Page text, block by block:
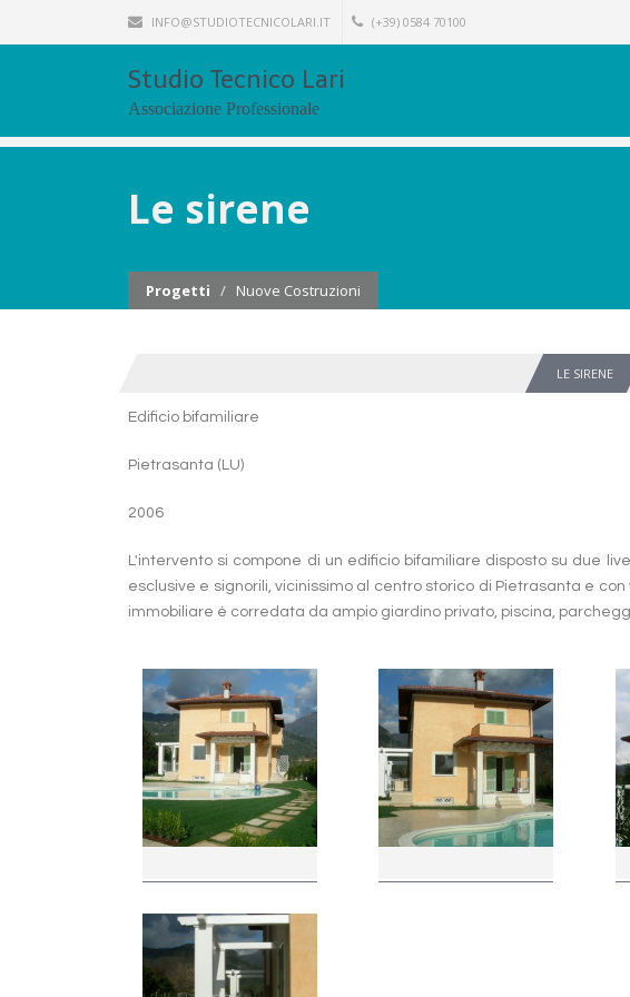
INFO@STUDIOTECNICOLARI.IT (+39) 0584 70100
Studio Tecnico Lari
Associazione Professionale
Le sirene
Progetti / Nuove Costruzioni
LE SIRENE
Edificio bifamiliare
Pietrasanta (LU)
2006
L'intervento si compone di un edificio bifamiliare disposto su due
esclusive e signorili, vicinissimo al centro storico di Pietrasanta e
immobiliare è corredata da ampio giardino privato, piscina,